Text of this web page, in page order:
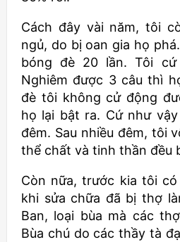
Cách đây vài năm, tôi
ngủ, do bị oan gia họ
bóng đè 20 lần. Tôi
Nghiêm được 3 câu thì
đè tôi không cử động
họ lại bật ra. Cứ như
đêm. Sau nhiều đêm, tôi
thể chất và tinh thần đều
Còn nữa, trước kia tôi
khi sửa chữa đã bị thợ
Ban, loại bùa mà các
Bùa chú do các thầy tà